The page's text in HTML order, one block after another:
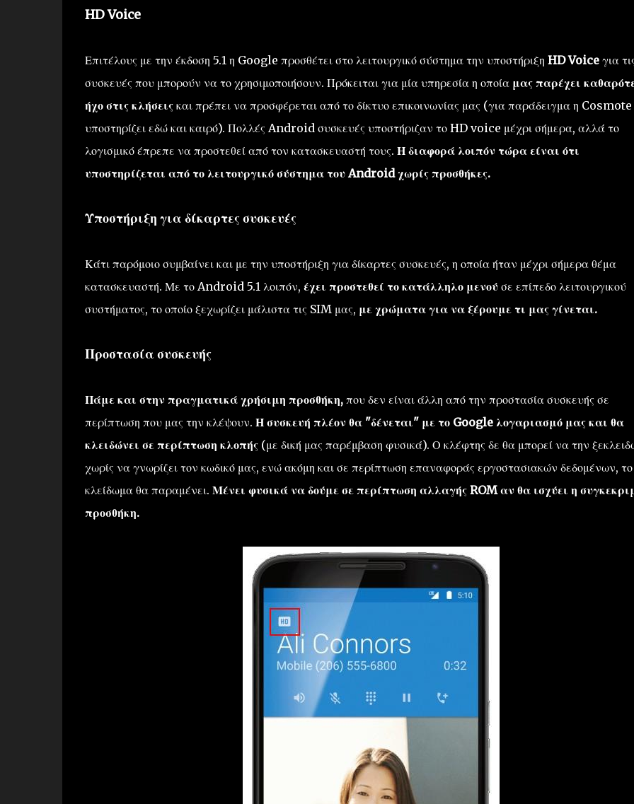
HD Voice
Επιτέλους με την έκδοση 5.1 η Google προσθέτει στο λειτουργικό σύστημα την υποστήριξη HD Voice για
συσκευές που μπορούν να το χρησιμοποιήσουν. Πρόκειται για μία υπηρεσία η οποία μας παρέχει
ήχο στις κλήσειςκαι πρέπει να προσφέρεται από το δίκτυο επικοινωνίας μας (για παράδειγμα η Cosmote
υποστηρίζει εδώ και καιρό). Πολλές Android συσκευές υποστήριζαν το HD voice μέχρι σήμερα, αλλά το
λογισμικό έπρεπε να προστεθεί από τον κατασκευαστή τους. Η διαφορά λοιπόν τώρα είναι ότι
υποστηρίζεται από το λειτουργικό σύστημα του Android χωρίς προσθήκες.
Υποστήριξη για δίκαρτες συσκευές
Κάτι παρόμοιο συμβαίνει και με την υποστήριξη για δίκαρτες συσκευές, η οποία ήταν μέχρι σήμερα θέμα
κατασκευαστή. Με το Android 5.1 λοιπόν, έχει προστεθεί το κατάλληλο μενούσε επίπεδο λειτουργικού
συστήματος, το οποίο ξεχωρίζει μάλιστα τις SIM μας, με χρώματα για να ξέρουμε τι μας γίνεται.
Προστασία συσκευής
Πάμε και στην πραγματικά χρήσιμη προσθήκη,που δεν είναι άλλη από την προστασία συσκευής σε
περίπτωση που μας την κλέψουν. Η συσκευή πλέον θα "δένεται" με το Google λογαριασμό μας και θα
κλειδώνει σε περίπτωση κλοπής(με δική μας παρέμβαση φυσικά). Ο κλέφτης δε θα μπορεί να την
χωρίς να γνωρίζει τον κωδικό μας, ενώ ακόμη και σε περίπτωση επαναφοράς εργοστασιακών δεδομένων, το
κλείδωμα θα παραμένει. Μένει φυσικά να δούμε σε περίπτωση αλλαγής ROM αν θα ισχύει η
προσθήκη.